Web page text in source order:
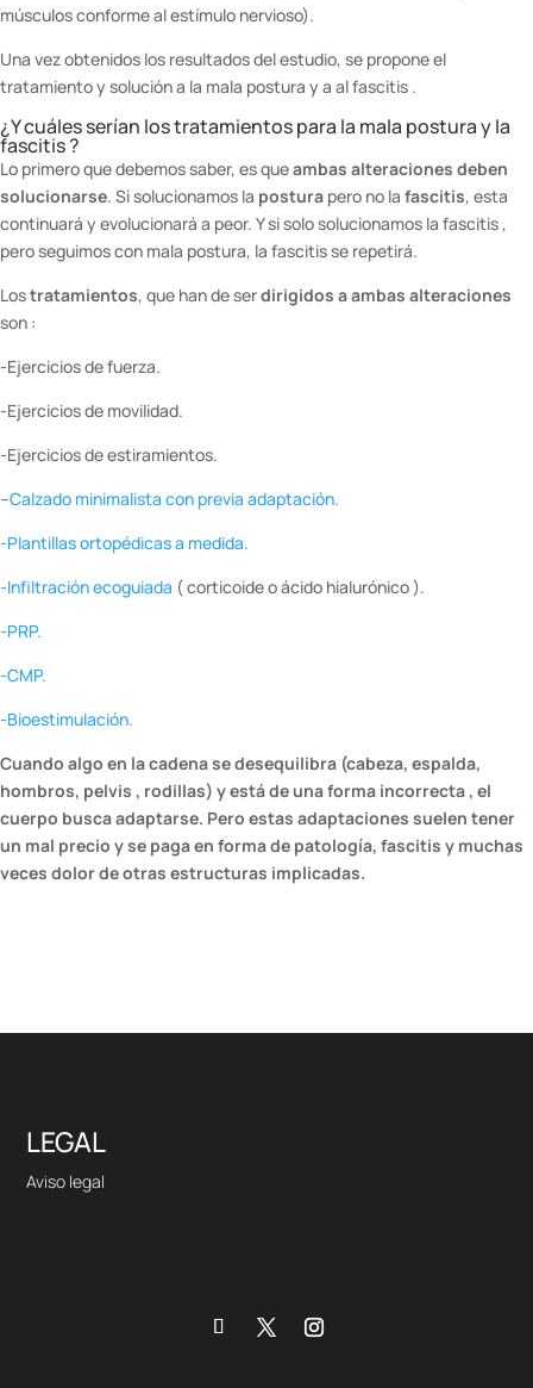
músculos conforme al estímulo nervioso).
Una vez obtenidos los resultados del estudio, se propone el
tratamiento y solución a la mala postura y a al fascitis .
¿Y cuáles serían los tratamientos para la mala postura y la
fascitis ?
Lo primero que debemos saber, es queambas alteraciones deben
solucionarse. Si solucionamos la postura pero no la fascitis, esta
continuará y evolucionará a peor. Y si solo solucionamos la fascitis ,
pero seguimos con mala postura, la fascitis se repetirá.
Lostratamientos, que han de serdirigidos a ambas alteraciones
son :
-Ejercicios de fuerza.
-Ejercicios de movilidad.
-Ejercicios de estiramientos.
–Calzado minimalista con previa adaptación.
-Plantillas ortopédicas a medida.
-Infiltración ecoguiada ( corticoide o ácido hialurónico ).
-PRP.
-CMP.
-Bioestimulación.
Cuando algo en la cadena se desequilibra (cabeza, espalda,
hombros, pelvis , rodillas) y está de una forma incorrecta , el
cuerpo busca adaptarse. Pero estas adaptaciones suelen tener
un mal precio y se paga en forma de patología, fascitis y muchas
veces dolor de otras estructuras implicadas.
LEGAL
Aviso legal